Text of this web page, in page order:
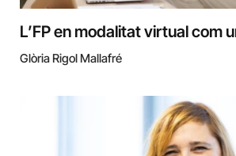
L’FP en modalitat virtual com
Glòria Rigol Mallafré